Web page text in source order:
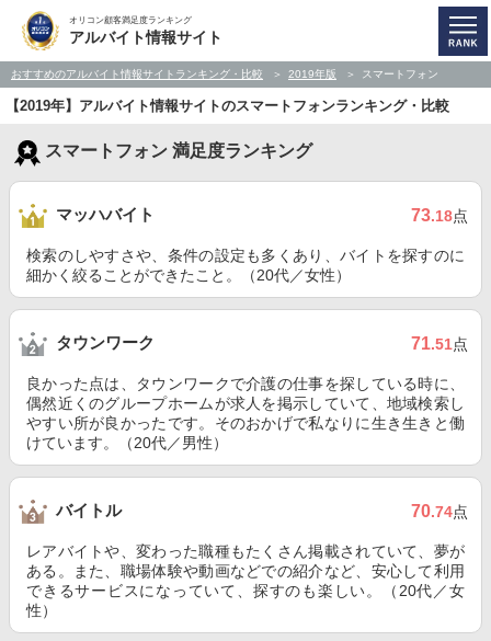
オリコン顧客満足度ランキング
アルバイト情報サイト
おすすめのアルバイト情報サイトランキング・比較 2019年版 スマートフォン
【2019年】アルバイト情報サイトのスマートフォンランキング・比較
スマートフォン 満足度ランキング
マッハバイト 73.18点
検索のしやすさや、条件の設定も多くあり、バイトを探すのに
細かく絞ることができたこと。（20代／女性）
タウンワーク 71.51点
良かった点は、タウンワークで介護の仕事を探している時に、
偶然近くのグループホームが求人を掲示していて、地域検索し
やすい所が良かったです。そのおかげで私なりに生き生きと働
けています。（20代／男性）
バイトル 70.74点
レアバイトや、変わった職種もたくさん掲載されていて、夢が
ある。また、職場体験や動画などでの紹介など、安心して利用
できるサービスになっていて、探すのも楽しい。（20代／女
性）